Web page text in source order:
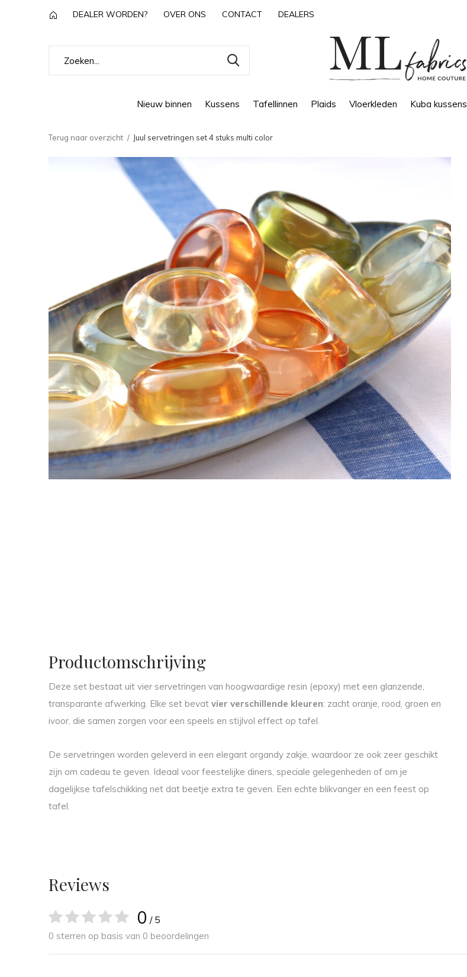
Nieuw binnen Kussens Tafellinnen Plaids Vloerkleden Kuba kussens
DEALER WORDEN? OVER ONS CONTACT DEALERS
Terug naar overzicht Juul servetringen set 4 stuks multi color
Productomschrijving
Deze set bestaat uit vier servetringen van hoogwaardige resin (epoxy) met een glanzende,
transparante afwerking. Elke set bevat vier verschillende kleuren: zacht oranje, rood, groen en
ivoor, die samen zorgen voor een speels en stijlvol effect op tafel.
De servetringen worden geleverd in een elegant organdy zakje, waardoor ze ook zeer geschikt
zijn om cadeau te geven. Ideaal voor feestelijke diners, speciale gelegenheden of om je
dagelijkse tafelschikking net dat beetje extra te geven. Een echte blikvanger en een feest op
tafel.
Reviews
0 / 5
0 sterren op basis van 0 beoordelingen